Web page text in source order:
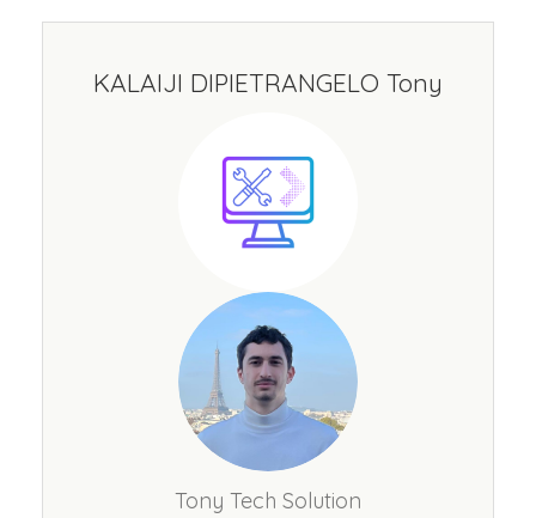
KALAIJI DIPIETRANGELO Tony
Tony Tech Solution